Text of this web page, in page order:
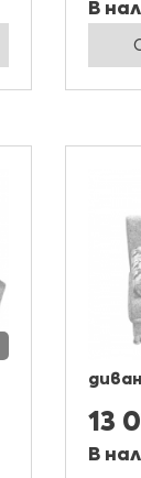
В
13
В